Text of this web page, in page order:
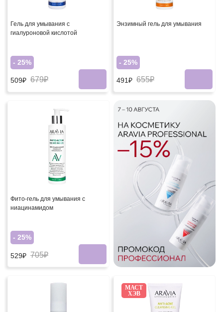
Гель для умывания с
гиалуроновой кислотой
- 25%
509₽ 679₽
Энзимный гель для умывания
- 25%
491₽ 655₽
Фито-гель для умывания с
ниацинамидом
- 25%
529₽ 705₽
МАСТ
ХЭВ